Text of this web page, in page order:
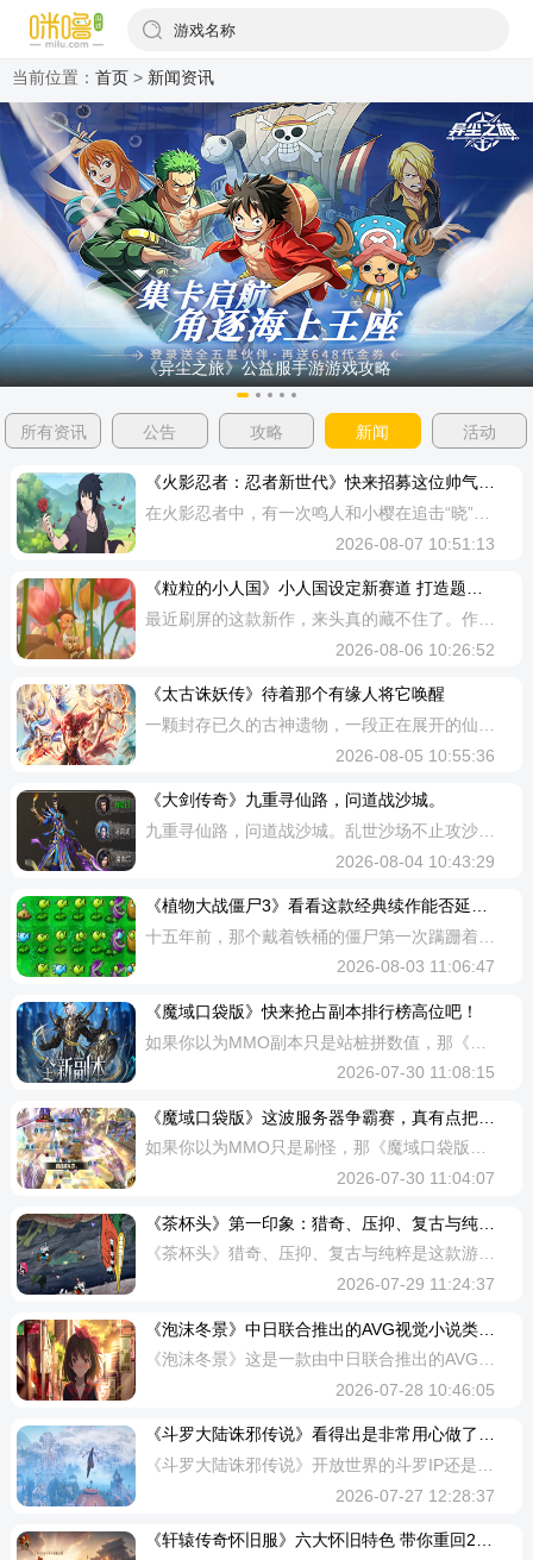
游戏名称
当前位置： 首页 > 新闻资讯
《异尘之旅》公益服手游游戏攻略
所有资讯 公告 攻略 新闻 活动
2026-08-07 10:51:13
2026-08-06 10:26:52
《太古诛妖传》​待着那个有缘人将它唤醒
2026-08-05 10:55:36
《大剑传奇》九重寻仙路，问道战沙城。
2026-08-04 10:43:29
2026-08-03 11:06:47
《魔域口袋版》快来抢占副本排行榜高位吧！
2026-07-30 11:08:15
如果你以为MMO只是刷怪，那《魔域口袋版》这波服务器争霸赛，真有点把“全服冲榜”玩明白了。这次比的不是运气，而是谁更会把日常活跃、跨服对抗和巅峰赛事连成高收益节奏。繁荣度越高，服务器排名和个人奖励越亮眼。普通玩家每天做活跃，就能稳定给本服加分；喜欢团战的玩家，还能在占城、守点、抢榜里继续放大收益。高手更能在巅峰之战直接拉开差距，最高单档繁荣度达到158000，非绑魔石、极夜天驭变形坐骑这类奖励，自然更有吸引力。对刚接触《魔域》的用户来说，《魔域口袋版》最上头的地方，就是一边打出热血对抗，一边让个人表现真正影响全服战局。想看看这场“万人冲榜”到底有多燃，现在就去《魔域口袋版》了解详情，越早参与，越容易抢到先机。
2026-07-30 11:04:07
《茶杯头》猎奇、压抑、复古与纯粹是这款游戏给人的第一印象。猎奇的是游戏的人物风格美术，参考了上世纪30年代的动画设计模型。大小眼头细胖身材的结合，以细致的五官细节、具象化的表情绘画手法，颇为搞笑具有讽刺意味的同时，又狰狞的令人心生畏惧，就像月球旅行记中那颗被飞船撞瞎眼睛的月球。无论是哭泣、微笑还是气愤，都能从动作刻意描绘的夸张纹路中，感受到一种时刻会将你绑架刀杀的不寒而栗之感。压抑的是在boss瞠目结舌的邪恶面孔注视下，还夹杂着白噪的刺耳，老式质感的收音机播报。然而最为致命的还是流行于30到50年代末的爵士乐，长号小号的快速交叠夹杂钢琴不息的弹奏，擦片与鼓阵阵敲击，激昂且跌宕起伏的透露着一种荒诞与张狂，扭曲的碾压着你的神经。就像一股来势汹汹的洪流，压根没想过给不慎者半点喘息空间，让紧张感布满了整局游戏。你并不能说这是缺点，它确实营造出了这样的氛围。然而纯粹的是游戏的玩法，射击、躲避、死亡、重复，仅此而已。然而就是这样一款风格迥异却看似平平无奇的游戏，在同年的tga上一举击败了空洞骑士、P5与旷野之息。斩获了最佳处女作、最佳独立与最佳美术的三大殊荣。对于这样一款相较纯粹的射击游戏，不得不
2026-07-29 11:24:37
《泡沫冬景》这是一款由中日联合推出的AVG视觉小说类游戏，游戏的篇幅很长，凭借其精美的日漫画风，拥有配音演出的加持下，带来了一场精细而越发沉浸的体验。它的故事是写实、平淡且令人深刻的，剧情的撰写更是一次具有挑战的升级，给到了不同时代背景下的情节碰撞。游戏的故事发生在1988年的东京，与时间线对上，从标题就不难看出，这是一个发生在日本泡沫经济时期下的故事。冬景则预示着这一摇摇欲坠的摩天大楼，在这样的背景下讲述了一位来自中国的高考落榜生与乡下因一起事故导致生活越发艰苦的少女，两人都听闻盛况，抱着满腔热血来到东京。一个是在两年打工后不甘，为了赚够自己重新念大学的钱而至此打工。另一个则是迫于生活的压力，妹妹的重病以及一场骗局引发的交通事故，传开的流言让其不得已辍学至此。亦让两位异国他乡的人相遇在一间破旧的拆迁房内，而发生的一场没有天旋地转、你侬我侬的理想主义式的浪漫恋爱。长达三十多章的内容更多是带来一个平淡且现实的故事，体验生活的冷暖，与受环境影响下，每个人看待事物的蜕变。从起初两人都幻想着这个所谓遍地黄金的都市，能够成为它们实现美好愿景的桥梁。但现实却是高昂的物价，不入流的工作，以及那份在时
2026-07-28 10:46:05
《斗罗大陆诛邪传说》​看得出是非常用心做了的！
《斗罗大陆诛邪传说》开放世界的斗罗IP还是让人挺好奇的，正式进入游戏的一开始，角色居然是个幼龄儿童时期。角色的技能也只有一个平A，看起来平平无奇。但是随后就能发现，每段普攻中加入了长按和短按，能有多种不同的攻击连招组合方式。近战的昊天锤也能扔出去老远，只能说还是太全面了。而凤凰的平A除了攻击方式的不同，甚至有的招式连翅膀都做出来了，在追求还原度上还是能看出是用心做了的。在游戏进行了一段时间之后，角色也成长到了成年期，整个人物建模也重新换了一个，还真就带养成元素。玩家可以在野外自由的狩猎魂兽，吸取魂环后就会解锁魂技。特别是第二魂环，玩家既可以跟着主线任务进入猎魂森林，也可以在野外自由选择魂兽吸收第二魂环。相较于首测只能主线获取，这一次也是听劝做了调整，自由度也更高了。当然，也非常遵循原著中的设定。第二魂环有设定的魂兽年限，如果超过年限吸收不了，则会有概率爆体而亡。所以选择在野外自行狩猎第二魂环的话，可以先用紫极魔瞳看一看魂兽的年份和特性，选择适合自己的魂环来搭配出最大化的效果。再者就是游戏中也融入了暗器系统，暗器不仅有瞬发的，还有蓄力、多发的攻击方式，使得暗器这一系统并不单调。融入到武魂
2026-07-27 12:28:37
《轩辕传奇怀旧服》​六大怀旧特色 带你重回2012黄金时代